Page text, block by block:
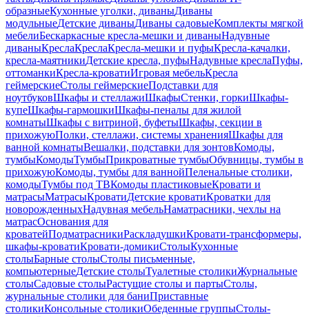
образныеКухонные уголки, диваныДиваны
модульныеДетские диваныДиваны садовыеКомплекты мягкой
мебелиБескаркасные кресла-мешки и диваныНадувные
диваныКреслаКреслаКресла-мешки и пуфыКресла-качалки,
кресла-маятникиДетские кресла, пуфыНадувные креслаПуфы,
оттоманкиКресла-кроватиИгровая мебельКресла
геймерскиеСтолы геймерскиеПодставки для
ноутбуковШкафы и стеллажиШкафыСтенки, горкиШкафы-
купеШкафы-гармошкиШкафы-пеналы для жилой
комнатыШкафы с витриной, буфетыШкафы, секции в
прихожуюПолки, стеллажи, системы храненияШкафы для
ванной комнатыВешалки, подставки для зонтовКомоды,
тумбыКомодыТумбыПрикроватные тумбыОбувницы, тумбы в
прихожуюКомоды, тумбы для ваннойПеленальные столики,
комодыТумбы под ТВКомоды пластиковыеКровати и
матрасыМатрасыКроватиДетские кроватиКроватки для
новорожденныхНадувная мебельНаматрасники, чехлы на
матрасОснования для
кроватейПодматрасникиРаскладушкиКровати-трансформеры,
шкафы-кроватиКровати-домикиСтолыКухонные
столыБарные столыСтолы письменные,
компьютерныеДетские столыТуалетные столикиЖурнальные
столыСадовые столыРастущие столы и партыСтолы,
журнальные столики для баниПриставные
столикиКонсольные столикиОбеденные группыСтолы-